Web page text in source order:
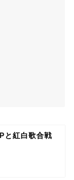
と紅白歌合戦